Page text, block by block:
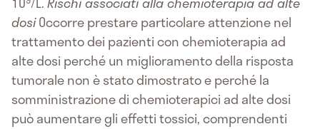
dosiOccorre prestare particolare attenzione nel
trattamento dei pazienti con chemioterapia ad
alte dosi perché un miglioramento della risposta
tumorale non è stato dimostrato e perché la
somministrazione di chemioterapici ad alte dosi
può aumentare gli effetti tossici, comprendenti